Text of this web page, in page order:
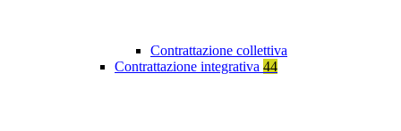
Contrattazione collettiva
Contrattazione integrativa 44